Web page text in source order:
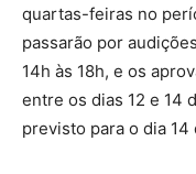
quartas-feiras no
passarão por
14h às 18h, e os
entre os dias 12 e 14
previsto para o dia